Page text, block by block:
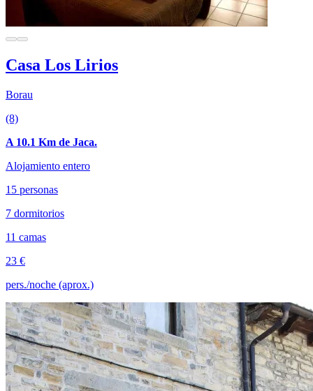
Casa Los Lirios
Borau
(8)
A 10.1 Km de Jaca.
Alojamiento entero
15 personas
7 dormitorios
11 camas
23 €
pers./noche (aprox.)